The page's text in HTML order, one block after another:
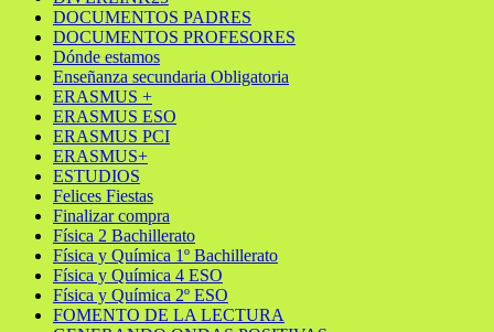
DOCUMENTOS PADRES
DOCUMENTOS PROFESORES
Dónde estamos
Enseñanza secundaria Obligatoria
ERASMUS +
ERASMUS ESO
ERASMUS PCI
ERASMUS+
ESTUDIOS
Felices Fiestas
Finalizar compra
Física 2 Bachillerato
Física y Química 1º Bachillerato
Física y Química 4 ESO
Física y Química 2º ESO
FOMENTO DE LA LECTURA